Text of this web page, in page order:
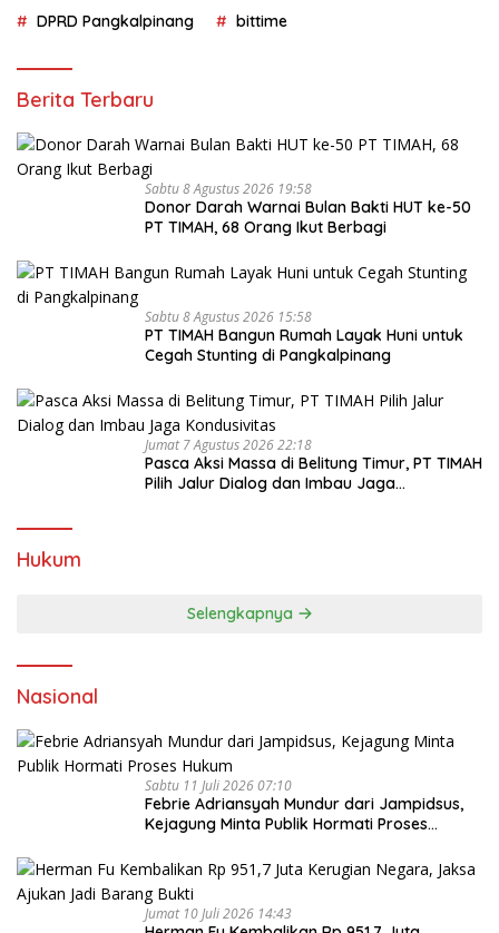
DPRD Pangkalpinang bittime
Berita Terbaru
Sabtu 8 Agustus 2026 19:58
Donor Darah Warnai Bulan Bakti HUT ke-50
PT TIMAH, 68 Orang Ikut Berbagi
Sabtu 8 Agustus 2026 15:58
PT TIMAH Bangun Rumah Layak Huni untuk
Cegah Stunting di Pangkalpinang
Jumat 7 Agustus 2026 22:18
Pasca Aksi Massa di Belitung Timur, PT TIMAH
Pilih Jalur Dialog dan Imbau Jaga
Hukum
Selengkapnya
Nasional
Sabtu 11 Juli 2026 07:10
Febrie Adriansyah Mundur dari Jampidsus,
Kejagung Minta Publik Hormati Proses
Jumat 10 Juli 2026 14:43